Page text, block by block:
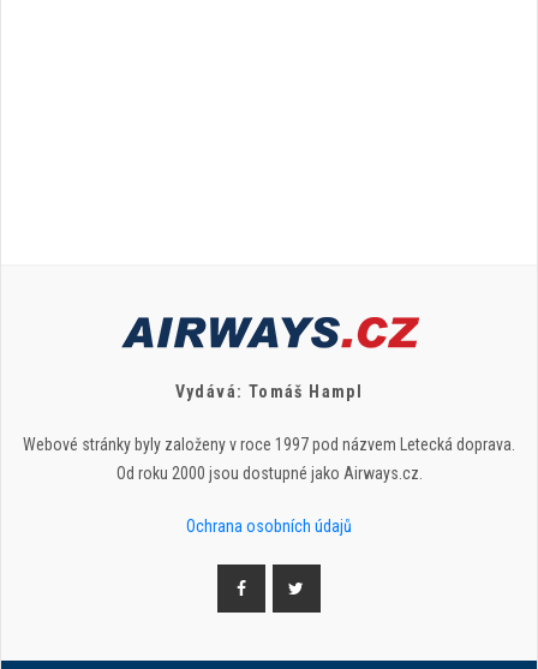
Vydává: Tomáš Hampl
Webové stránky byly založeny v roce 1997 pod názvem Letecká doprava.
Od roku 2000 jsou dostupné jako Airways.cz.
Ochrana osobních údajů